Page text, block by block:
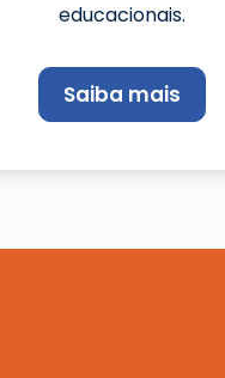
educacionais.
Saiba mais